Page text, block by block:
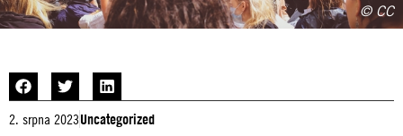
© CC
2. srpna 2023Uncategorized